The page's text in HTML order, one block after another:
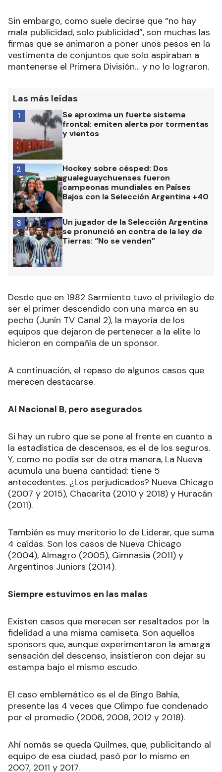
Sin embargo, como suele decirse que “no hay
mala publicidad, solo publicidad”, son muchas las
firmas que se animaron a poner unos pesos en la
vestimenta de conjuntos que solo aspiraban a
mantenerse el Primera División… y no lo lograron.
Las más leídas
Se aproxima un fuerte sistema
frontal: emiten alerta por tormentas
y vientos
1
Hockey sobre césped: Dos
gualeguaychuenses fueron
campeonas mundiales en Países
Bajos con la Selección Argentina +40
2
Un jugador de la Selección Argentina
se pronunció en contra de la ley de
Tierras: “No se venden”
3
Desde que en 1982 Sarmiento tuvo el privilegio de
ser el primer descendido con una marca en su
pecho (Junín TV Canal 2), la mayoría de los
equipos que dejaron de pertenecer a la elite lo
hicieron en compañía de un sponsor.
A continuación, el repaso de algunos casos que
merecen destacarse.
Al Nacional B, pero asegurados
Si hay un rubro que se pone al frente en cuanto a
la estadística de descensos, es el de los seguros.
Y, como no podía ser de otra manera, La Nueva
acumula una buena cantidad: tiene 5
antecedentes. ¿Los perjudicados? Nueva Chicago
(2007 y 2015), Chacarita (2010 y 2018) y Huracán
(2011).
También es muy meritorio lo de Liderar, que suma
4 caídas. Son los casos de Nueva Chicago
(2004), Almagro (2005), Gimnasia (2011) y
Argentinos Juniors (2014).
Siempre estuvimos en las malas
Existen casos que merecen ser resaltados por la
fidelidad a una misma camiseta. Son aquellos
sponsors que, aunque experimentaron la amarga
sensación del descenso, insistieron con dejar su
estampa bajo el mismo escudo.
El caso emblemático es el de Bingo Bahía,
presente las 4 veces que Olimpo fue condenado
por el promedio (2006, 2008, 2012 y 2018).
Ahí nomás se queda Quilmes, que, publicitando al
equipo de esa ciudad, pasó por lo mismo en
2007, 2011 y 2017.